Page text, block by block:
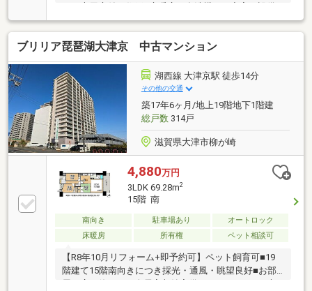
ブリリア琵琶湖大津京 中古マンション
湖西線 大津京駅 徒歩14分
その他の交通
築17年6ヶ月/地上19階地下1階建
総戸数314戸
滋賀県大津市柳が崎
4,880万円
3LDK 69.28m2
15階 南
南向き 駐車場あり
オートロック
床暖房
所有権 ペット相談可
【R8年10月リフォーム+即予約可】ペット飼育可■19
階建て15階南向きにつき採光・通風・眺望良好■お部